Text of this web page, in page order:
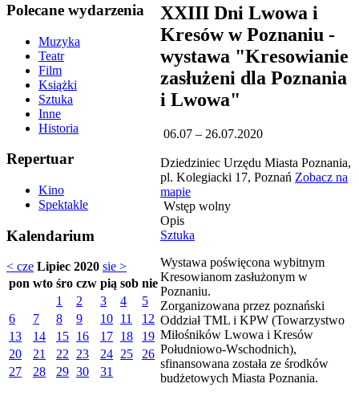
Polecane wydarzenia
Muzyka
Teatr
Film
Książki
Sztuka
Inne
Historia
Repertuar
Kino
Spektakle
Kalendarium
< cze Lipiec 2020 sie >
pon wto śro czw pią sob nie
1
2 3 4
5
6
7 8 9 10 11
12
13
14 15 16 17 18
19
20
21 22 23 24 25
26
27
28 29 30 31
XXIII Dni Lwowa i
Kresów w Poznaniu -
wystawa "Kresowianie
zasłużeni dla Poznania
i Lwowa"
06.07 – 26.07.2020
Dziedziniec Urzędu Miasta Poznania,
pl. Kolegiacki 17, Poznań Zobacz na
mapie
Wstęp wolny
Opis
Sztuka
Wystawa poświęcona wybitnym
Kresowianom zasłużonym w
Poznaniu.
Zorganizowana przez poznański
Oddział TML i KPW (Towarzystwo
Miłośników Lwowa i Kresów
Południowo-Wschodnich),
sfinansowana została ze środków
budżetowych Miasta Poznania.